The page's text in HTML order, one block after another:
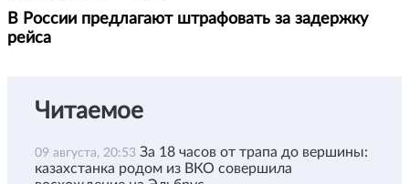
В России предлагают штрафовать за задержку
рейса
Читаемое
09 августа, 20:53 За 18 часов от трапа до вершины:
казахстанка родом из ВКО совершила